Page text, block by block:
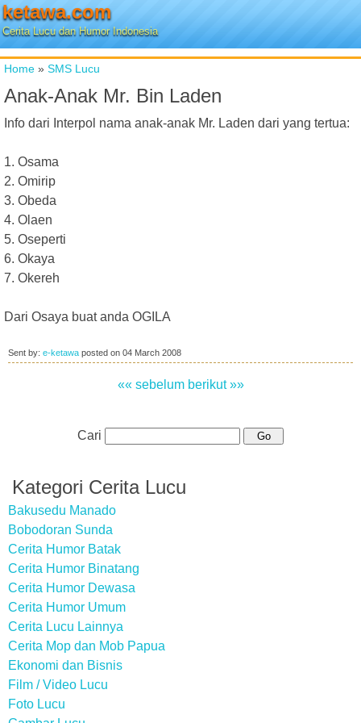
ketawa.com
Cerita Lucu dan Humor Indonesia
Home » SMS Lucu
Anak-Anak Mr. Bin Laden
Info dari Interpol nama anak-anak Mr. Laden dari yang tertua:
1. Osama
2. Omirip
3. Obeda
4. Olaen
5. Oseperti
6. Okaya
7. Okereh
Dari Osaya buat anda OGILA
Sent by: e-ketawa posted on 04 March 2008
«« sebelum berikut »»
Cari
Kategori Cerita Lucu
Bakusedu Manado
Bobodoran Sunda
Cerita Humor Batak
Cerita Humor Binatang
Cerita Humor Dewasa
Cerita Humor Umum
Cerita Lucu Lainnya
Cerita Mop dan Mob Papua
Ekonomi dan Bisnis
Film / Video Lucu
Foto Lucu